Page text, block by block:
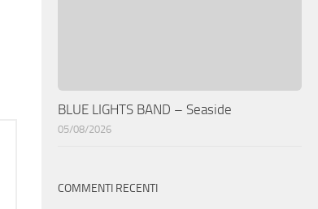
BLUE LIGHTS BAND – Seaside
05/08/2026
COMMENTI RECENTI